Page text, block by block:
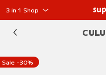
3 in 1 Shop
Sale -30%